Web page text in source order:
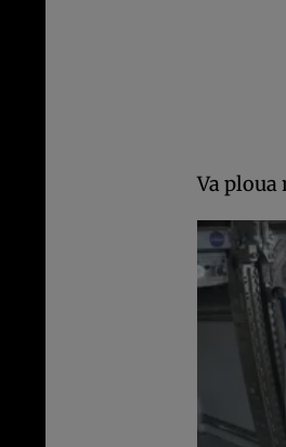
Va ploua